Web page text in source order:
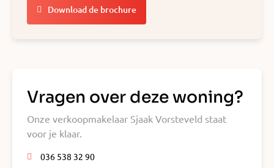
Download de brochure
Vragen over deze woning?
Onze verkoopmakelaar Sjaak Vorsteveld staat
voor je klaar.
036 538 32 90